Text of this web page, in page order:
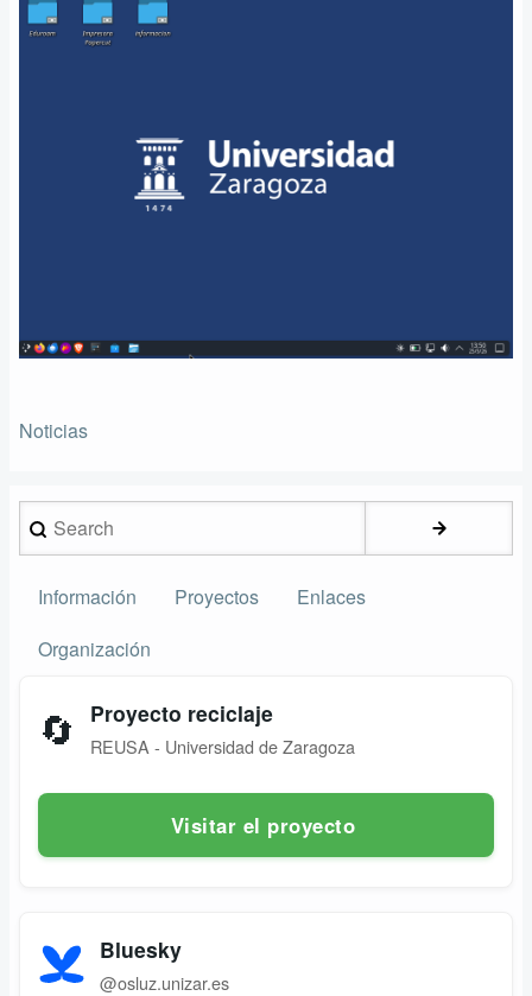
Noticias
Search
Secundario
Información Proyectos
Enlaces
Organización
🔄 Proyecto reciclaje
REUSA - Universidad de Zaragoza
Visitar el proyecto
Bluesky
@osluz.unizar.es